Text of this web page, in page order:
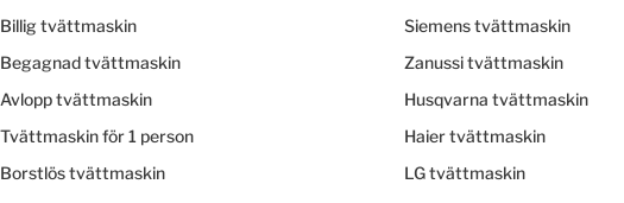
Billig tvättmaskin
Begagnad tvättmaskin
Avlopp tvättmaskin
Tvättmaskin för 1 person
Borstlös tvättmaskin
Siemens tvättmaskin
Zanussi tvättmaskin
Husqvarna tvättmaskin
Haier tvättmaskin
LG tvättmaskin